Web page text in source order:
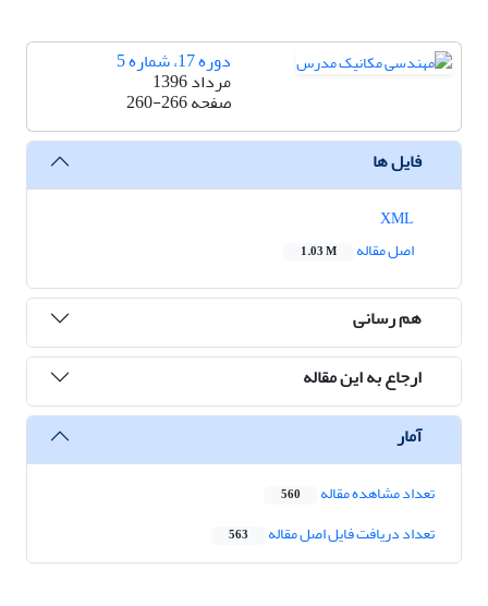
دوره 17، شماره 5
مرداد 1396
صفحه260-266
فایل ها
اصل مقاله
1.03 M
هم رسانی
ارجاع به این مقاله
آمار
تعداد مشاهده مقاله 560
تعداد دریافت فایل اصل مقاله 563